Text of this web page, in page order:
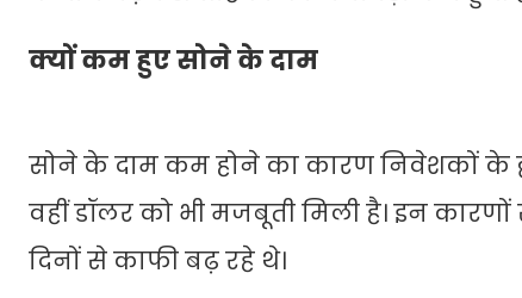
क्यों कम हुए सोने के दाम
सोने के दाम कम होने का कारण निवेशकों के
वहीं डॉलर को भी मजबूती मिली है। इन
दिनों से काफी बढ़ रहे थे।